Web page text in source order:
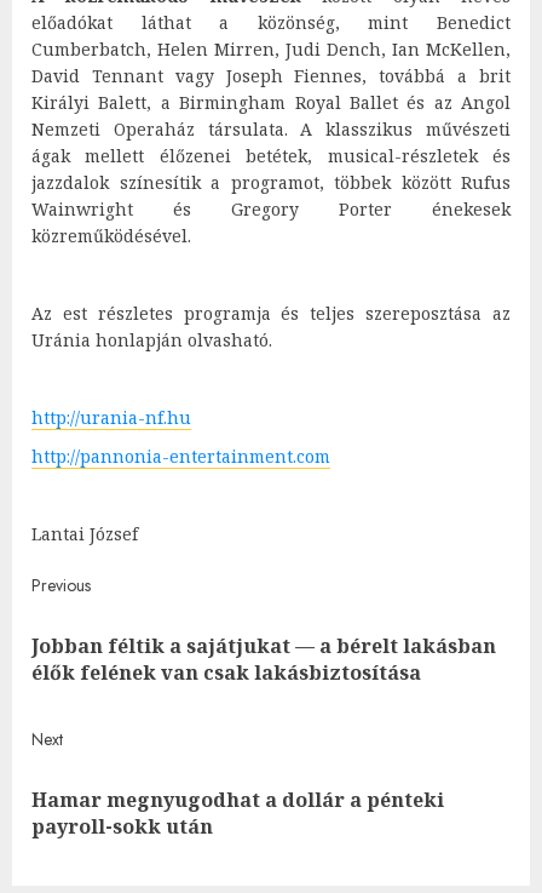
előadókat láthat a közönség, mint Benedict
Cumberbatch, Helen Mirren, Judi Dench, Ian McKellen,
David Tennant vagy Joseph Fiennes, továbbá a brit
Királyi Balett, a Birmingham Royal Ballet és az Angol
Nemzeti Operaház társulata. A klasszikus művészeti
ágak mellett élőzenei betétek, musical-részletek és
jazzdalok színesítik a programot, többek között Rufus
Wainwright és Gregory Porter énekesek
közreműködésével.
Az est részletes programja és teljes szereposztása az
Uránia honlapján olvasható.
http://urania-nf.hu
http://pannonia-entertainment.com
Lantai József
Post
navigation
Previous
Jobban féltik a sajátjukat — a bérelt lakásban
élők felének van csak lakásbiztosítása
Next
Next
post:
Hamar megnyugodhat a dollár a pénteki
payroll-sokk után